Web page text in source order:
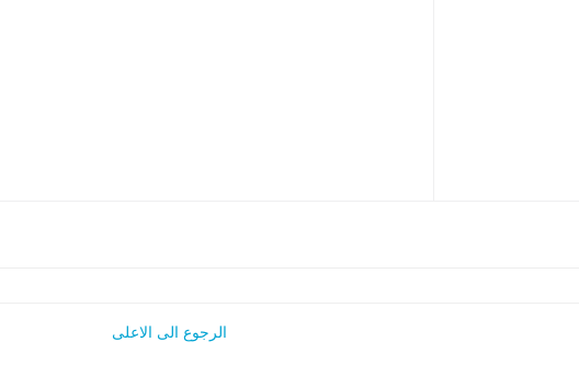
الرجوع الى الاعلى